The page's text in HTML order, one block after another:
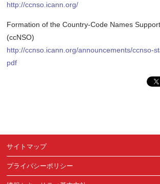
http://ccnso.icann.org/
Formation of the Country-Code Names
(ccNSO)
http://ccnso.icann.org/announcements/ccnso-
pdf
サイトマップ
プライバシーポリシー